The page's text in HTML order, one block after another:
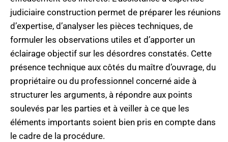
judiciaire construction permet de préparer les réunions
d’expertise, d’analyser les pièces techniques, de
formuler les observations utiles et d’apporter un
éclairage objectif sur les désordres constatés. Cette
présence technique aux côtés du maître d’ouvrage, du
propriétaire ou du professionnel concerné aide à
structurer les arguments, à répondre aux points
soulevés par les parties et à veiller à ce que les
éléments importants soient bien pris en compte dans
le cadre de la procédure.